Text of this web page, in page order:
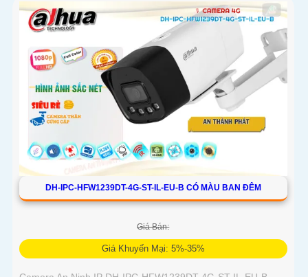
DH-IPC-HFW1239DT-4G-ST-IL-EU-B CÓ MÀU BAN ĐÊM
Giá Bán:
Giá Khuyến Mại: 5%-35%